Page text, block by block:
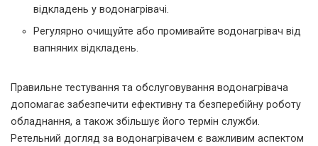
відкладень у водонагрівачі.
Регулярно очищуйте або промивайте водонагрівач від
вапняних відкладень.
Правильне тестування та обслуговування водонагрівача
допомагає забезпечити ефективну та безперебійну роботу
обладнання, а також збільшує його термін служби.
Ретельний догляд за водонагрівачем є важливим аспектом